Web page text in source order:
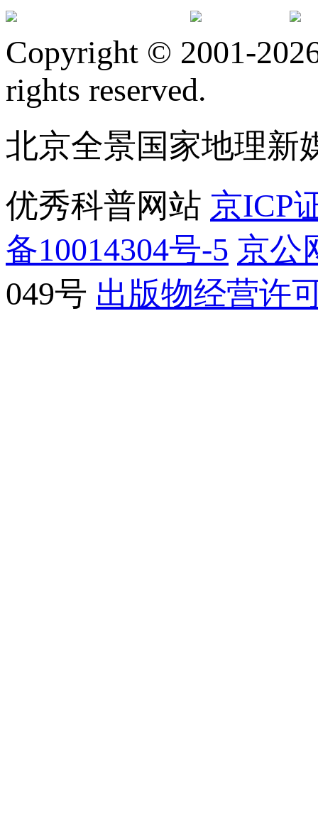
Copyright © 2001-
rights reserved.
北京全景国家地理新
优秀科普网站 京ICP
备10014304号-5 京公
049号 出版物经营许